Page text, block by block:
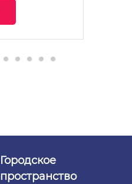
Городское
пространство